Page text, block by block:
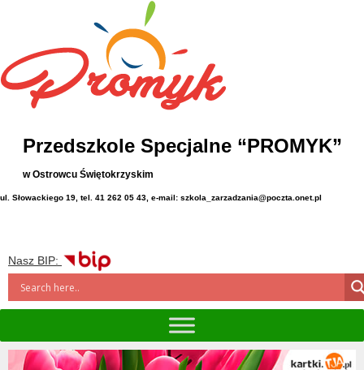
Przedszkole Specjalne “PROMYK”
w Ostrowcu Świętokrzyskim
ul. Słowackiego 19, tel. 41 262 05 43, e-mail: szkola_zarzadzania@poczta.onet.pl
Nasz BIP: